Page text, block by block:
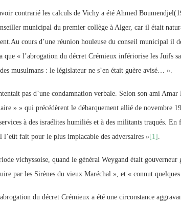
contrarié les calculs de Vichy a été Ahmed
municipal du premier collège à Alger, car il était
cours d’une réunion houleuse du conseil municipal il
« l’abrogation du décret Crémieux infériorise les Juifs
musulmans : le législateur ne s’en était guère avisé… ».
pas d’une condamnation verbale. Selon son ami
» » qui précédèrent le débarquement allié de novembre
à des israélites humiliés et à des militants traqués.
l’eût fait pour le plus implacable des adversaires »[1] .
vichyssoise, quand le général Weygand était
par les Sirènes du vieux Maréchal », et « connut
du décret Crémieux a été une circonstance